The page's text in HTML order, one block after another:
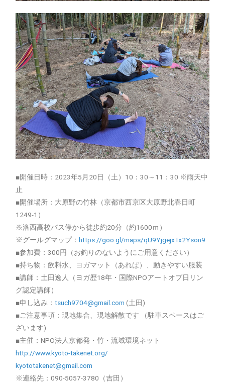
■開催日時：2023年5月20日（土）10：30～11：30 ※雨天中
止
■開催場所：大原野の竹林（京都市西京区大原野北春日町
1249-1）
※洛西高校バス停から徒歩約20分（約1600ｍ）
※グールグマップ： https://goo.gl/maps/qU9YjgejxTx2Yson9
■参加費：300円（お釣りのないようにご用意ください）
■持ち物：飲料水、ヨガマット（あれば）、動きやすい服装
■講師：土田逸人（ヨガ歴18年・国際NPOアートオブ日リン
グ認定講師）
■申し込み： tsuch9704@gmail.com (土田)
■ご注意事項：現地集合、現地解散です （駐車スペースはご
ざいます)
■主催：NPO法人京都発・竹・流域環境ネット
http://www.kyoto-takenet.org/
kyototakenet@gmail.com
※連絡先：090-5057-3780（吉田）